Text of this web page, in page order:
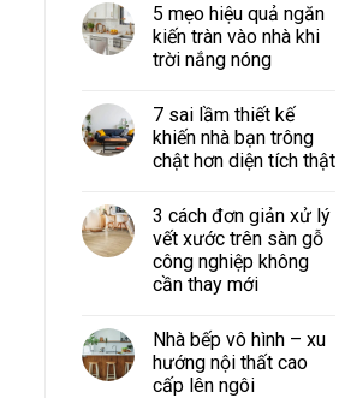
5 mẹo hiệu quả ngăn
kiến tràn vào nhà khi
trời nắng nóng
7 sai lầm thiết kế
khiến nhà bạn trông
chật hơn diện tích thật
3 cách đơn giản xử lý
vết xước trên sàn gỗ
công nghiệp không
cần thay mới
Nhà bếp vô hình – xu
hướng nội thất cao
cấp lên ngôi